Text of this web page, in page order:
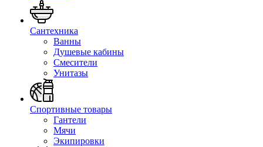
Сантехника
Ванны
Душевые кабины
Смесители
Унитазы
Спортивные товары
Гантели
Мячи
Экипировки